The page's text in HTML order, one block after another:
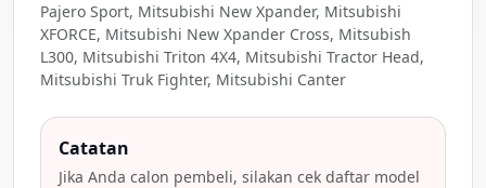
Pajero Sport, Mitsubishi New Xpander, Mitsubishi
XFORCE, Mitsubishi New Xpander Cross, Mitsubish
L300, Mitsubishi Triton 4X4, Mitsubishi Tractor Head,
Mitsubishi Truk Fighter, Mitsubishi Canter
Catatan
Jika Anda calon pembeli, silakan cek daftar model